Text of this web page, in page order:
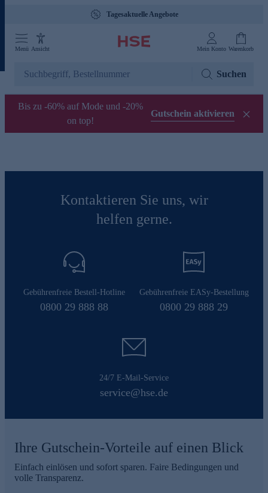
Tagesaktuelle Angebote
Menü Ansicht Mein Konto Warenkorb
Suchen
Bis zu -60% auf Mode und -20%
on top!
Gutschein aktivieren
Kontaktieren Sie uns, wir
helfen gerne.
Gebührenfreie Bestell-Hotline
0800 29 888 88
Gebührenfreie EASy-Bestellung
0800 29 888 29
24/7 E-Mail-Service
service@hse.de
Ihre Gutschein-Vorteile auf einen Blick
Einfach einlösen und sofort sparen. Faire Bedingungen und
volle Transparenz.